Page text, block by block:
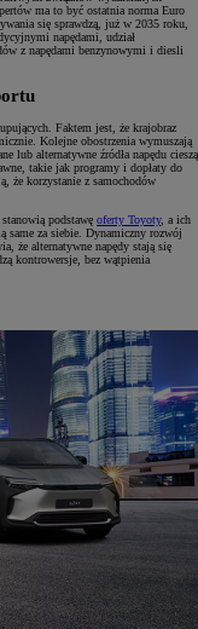
ma to być ostatnia norma Euro
się sprawdzą, już w 2035 roku,
napędami, udział
z napędami benzynowymi i diesli
Faktem jest, że krajobraz
Kolejne obostrzenia wymuszają
lub alternatywne źródła napędu cieszą
takie jak programy i dopłaty do
że korzystanie z samochodów
podstawę oferty Toyoty, a ich
same za siebie. Dynamiczny rozwój
że alternatywne napędy stają się
kontrowersje, bez wątpienia